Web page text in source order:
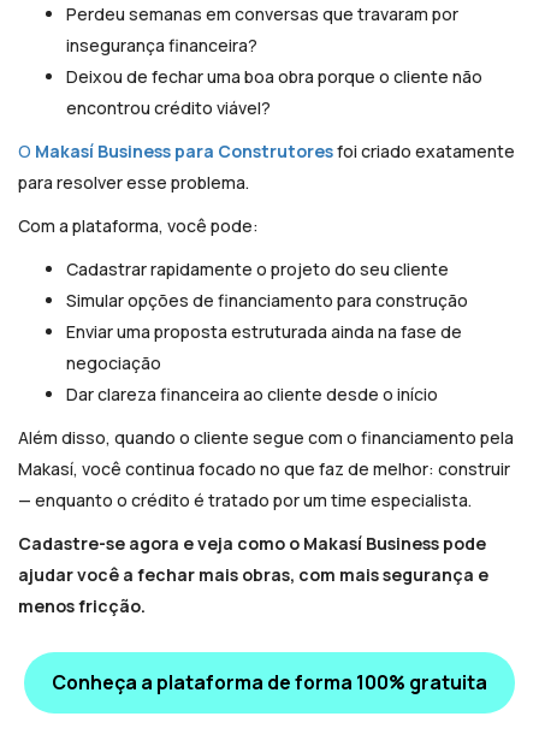
Perdeu semanas em conversas que travaram por
insegurança financeira?
Deixou de fechar uma boa obra porque o cliente não
encontrou crédito viável?
O Makasí Business para Construtoresfoi criado exatamente
para resolver esse problema.
Com a plataforma, você pode:
Cadastrar rapidamente o projeto do seu cliente
Simular opções de financiamento para construção
Enviar uma proposta estruturada ainda na fase de
negociação
Dar clareza financeira ao cliente desde o início
Além disso, quando o cliente segue com o financiamento pela
Makasí, você continua focado no que faz de melhor: construir
— enquanto o crédito é tratado por um time especialista.
Cadastre-se agora e veja como o Makasí Business pode
ajudar você a fechar mais obras, com mais segurança e
menos fricção.
Conheça a plataforma de forma 100% gratuita